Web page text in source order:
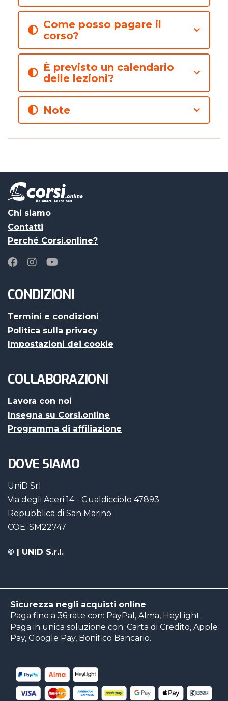
Come posso pagare il
corso?
È previsto un calendario
delle lezioni?
Note
Chi siamo
Contatti
Perché Corsi.online?
CONDIZIONI
Termini e condizioni
Politica sulla privacy
Impostazioni dei cookie
COLLABORAZIONI
Lavora con noi
Insegna su Corsi.online
Programma di affiliazione
DOVE SIAMO
UniD Srl
Via degli Aceri 14 - Gualdicciolo 47893
Repubblica di San Marino
COE: SM22747
© | UNID S.r.l.
Sicurezza negli acquisti online
Paga fino a 36 rate con: PayPal, Alma, HeyLight.
Paga in unica soluzione con: Carta di Credito, Apple
Pay, Google Pay, Bonifico Bancario.